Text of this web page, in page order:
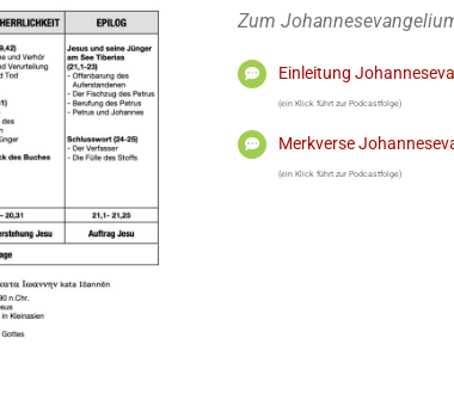
Zum
Einleitung
(ein Klick führt zur Podcastfolge)
Merkverse
(ein Klick führt zur Podcastfolge)